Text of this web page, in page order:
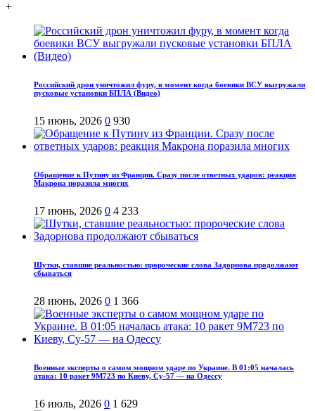
+
Российский дрон уничтожил фуру, в момент когда боевики ВСУ выгружали
пусковые установки БПЛА (Видео)
15 июнь, 2026 0 930
Обращение к Путину из Франции. Сразу после ответных ударов: реакция
Макрона поразила многих
17 июнь, 2026 0 4 233
Шутки, ставшие реальностью: пророческие слова Задорнова продолжают
сбываться
28 июнь, 2026 0 1 366
Военные эксперты о самом мощном ударе по Украине. В 01:05 началась
атака: 10 ракет 9М723 по Киеву, Су-57 — на Одессу
16 июль, 2026 0 1 629